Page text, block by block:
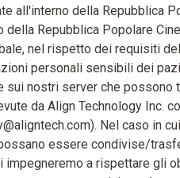
all'interno della Repubblica
della Repubblica Popolare
nel rispetto dei requisiti
personali sensibili dei
sui nostri server che possono
da Align Technology Inc.
Nel caso in
essere condivise/
impegneremo a rispettare gli